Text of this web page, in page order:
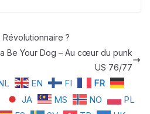
Révolutionnaire ?
Be Your Dog – Au cœur du punk
US 76/77
EN FI
FR
JA MS NO
PL